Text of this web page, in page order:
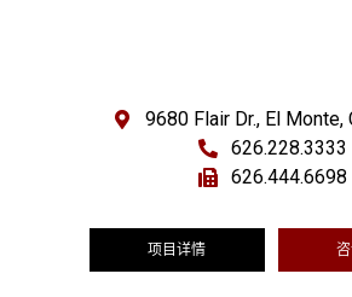
9680 Flair Dr., El Monte,
626.228.3333
626.444.6698
项目详情